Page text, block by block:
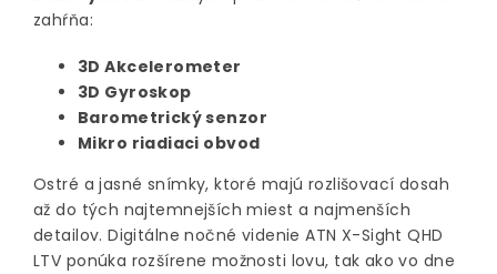
zahŕňa:
3D Akcelerometer
3D Gyroskop
Barometrický senzor
Mikro riadiaci obvod
Ostré a jasné snímky, ktoré majú rozlišovací dosah
až do tých najtemnejších miest a najmenších
detailov. Digitálne nočné videnie ATN X-Sight QHD
LTV ponúka rozšírene možnosti lovu, tak ako vo dne